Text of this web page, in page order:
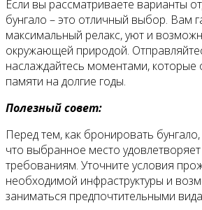
Если вы рассматриваете варианты
бунгало – это отличный выбор. Вам
максимальный релакс, уют и
окружающей природой.
наслаждайтесь моментами, которые
памяти на долгие годы.
Полезный совет:
Перед тем, как бронировать
что выбранное место
требованиям. Уточните условия
необходимой инфраструктуры и
заниматься предпочтительными